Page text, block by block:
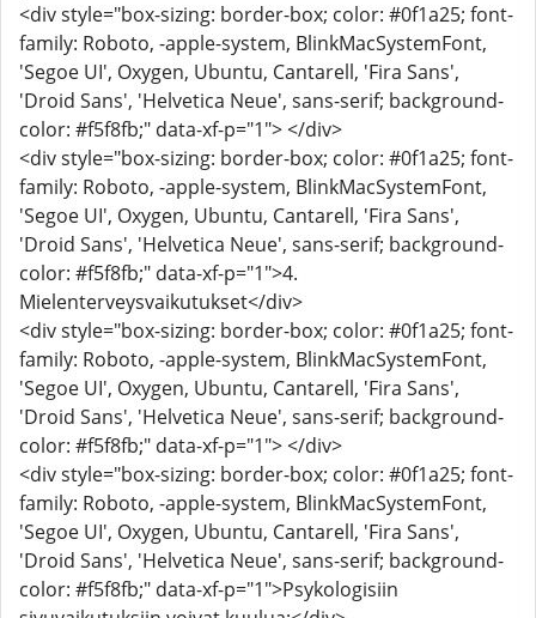
<div style="box-sizing: border-box; color: #0f1a25; font-
family: Roboto, -apple-system, BlinkMacSystemFont,
'Segoe UI', Oxygen, Ubuntu, Cantarell, 'Fira Sans',
'Droid Sans', 'Helvetica Neue', sans-serif; background-
color: #f5f8fb;" data-xf-p="1"> </div>
<div style="box-sizing: border-box; color: #0f1a25; font-
family: Roboto, -apple-system, BlinkMacSystemFont,
'Segoe UI', Oxygen, Ubuntu, Cantarell, 'Fira Sans',
'Droid Sans', 'Helvetica Neue', sans-serif; background-
color: #f5f8fb;" data-xf-p="1">4.
Mielenterveysvaikutukset</div>
<div style="box-sizing: border-box; color: #0f1a25; font-
family: Roboto, -apple-system, BlinkMacSystemFont,
'Segoe UI', Oxygen, Ubuntu, Cantarell, 'Fira Sans',
'Droid Sans', 'Helvetica Neue', sans-serif; background-
color: #f5f8fb;" data-xf-p="1"> </div>
<div style="box-sizing: border-box; color: #0f1a25; font-
family: Roboto, -apple-system, BlinkMacSystemFont,
'Segoe UI', Oxygen, Ubuntu, Cantarell, 'Fira Sans',
'Droid Sans', 'Helvetica Neue', sans-serif; background-
color: #f5f8fb;" data-xf-p="1">Psykologisiin